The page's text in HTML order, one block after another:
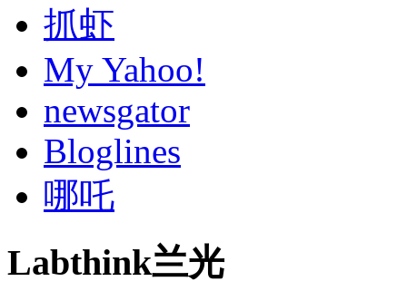
抓虾
My Yahoo!
newsgator
Bloglines
哪吒
Labthink兰光